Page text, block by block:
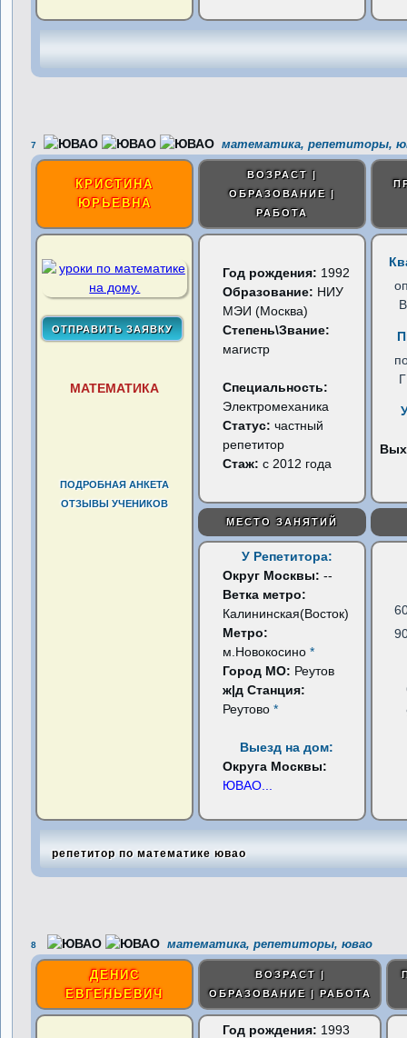
7 математика, репетиторы,
КРИСТИНА
ЮРЬЕВНА
ВОЗРАСТ |
ОБРАЗОВАНИЕ |
РАБОТА
МАТЕМАТИКА
ПОДРОБНАЯ АНКЕТА
ОТЗЫВЫ УЧЕНИКОВ
Год рождения: 1992
Образование: НИУ
МЭИ (Москва)
Степень\Звание:
магистр
Специальность:
Электромеханика
Статус:частный
репетитор
Стаж: с 2012 года
МЕСТО ЗАНЯТИЙ
У Репетитора:
Округ Москвы:--
Ветка метро:
Калининская(Восток)
Метро:
м.Новокосино*
Город МО: Реутов
ж|д Станция:
Реутово*
Выезд на дом:
Округа Москвы:
ЮВАО
репетитор по математике ювао
8 математика, репетиторы, ювао
ДЕНИС
ЕВГЕНЬЕВИЧ
ВОЗРАСТ |
ОБРАЗОВАНИЕ | РАБОТА
Год рождения: 1993